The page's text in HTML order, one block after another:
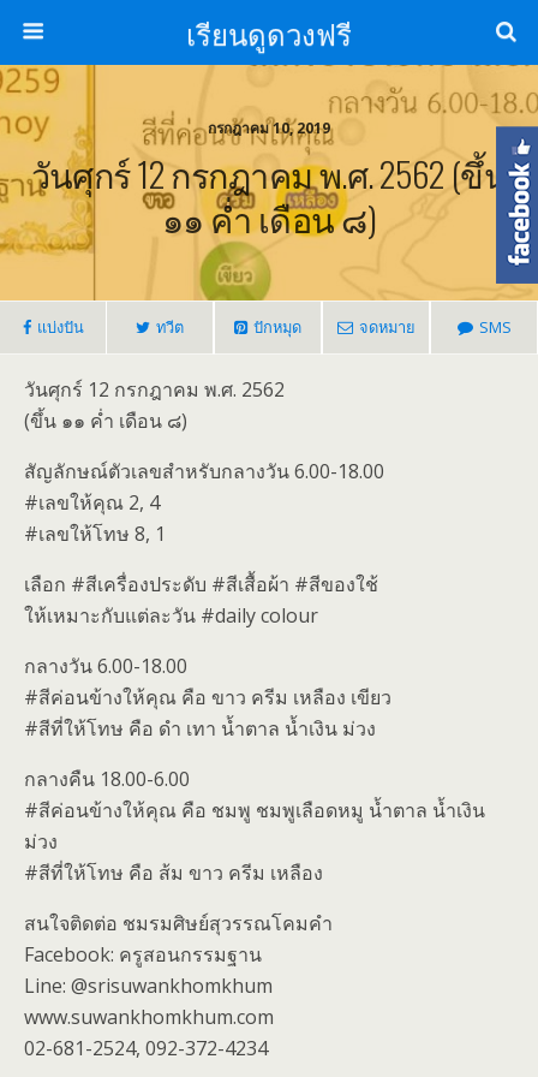
เรียนดูดวงฟรี
กรกฎาคม 10, 2019
วันศุกร์ 12 กรกฎาคม พ.ศ. 2562 (ขึ้น
๑๑ ค่ำ เดือน ๘)
แบ่งปัน ทวีต ปักหมุด จดหมาย SMS
วันศุกร์ 12 กรกฎาคม พ.ศ. 2562
(ขึ้น ๑๑ ค่ำ เดือน ๘)
สัญลักษณ์ตัวเลขสำหรับกลางวัน 6.00-18.00
#เลขให้คุณ 2, 4
#เลขให้โทษ 8, 1
เลือก #สีเครื่องประดับ #สีเสื้อผ้า #สีของใช้
ให้เหมาะกับแต่ละวัน #daily colour
กลางวัน 6.00-18.00
#สีค่อนข้างให้คุณ คือ ขาว ครีม เหลือง เขียว
#สีที่ให้โทษ คือ ดำ เทา น้ำตาล น้ำเงิน ม่วง
กลางคืน 18.00-6.00
#สีค่อนข้างให้คุณ คือ ชมพู ชมพูเลือดหมู น้ำตาล น้ำเงิน
ม่วง
#สีที่ให้โทษ คือ ส้ม ขาว ครีม เหลือง
สนใจติดต่อ ชมรมศิษย์สุวรรณโคมคำ
Facebook: ครูสอนกรรมฐาน
Line: @srisuwankhomkhum
www.suwankhomkhum.com
02-681-2524, 092-372-4234